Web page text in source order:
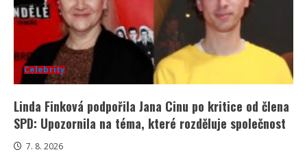
Celebrity
Linda Finková podpořila Jana Cinu po kritice od člena
SPD: Upozornila na téma, které rozděluje společnost
7. 8. 2026